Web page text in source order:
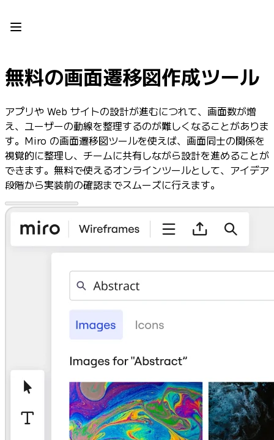
フロー
プロトタイプとワイヤーフレーム
プラットフォーム
AI 概要
AI Workflows
コネクター
MCP サーバー
AI プレイブックを見る
ブループリント
インテグレーション
Enterprise Guard
開発者プラットフォーム
アプリをダウンロード
フォーマット
ダイアグラム
タイムライン
テーブル
文書
スライド
無料の画面遷移図作成ツール
アプリや Web サイトの設計が進むにつれて、画面数が増
え、ユーザーの動線を整理するのが難しくなることがありま
す。Miro の画面遷移図ツールを使えば、画面同士の関係を
視覚的に整理し、チームに共有しながら設計を進めることが
できます。無料で使えるオンラインツールとして、アイデア
段階から実装前の確認までスムーズに行えます。